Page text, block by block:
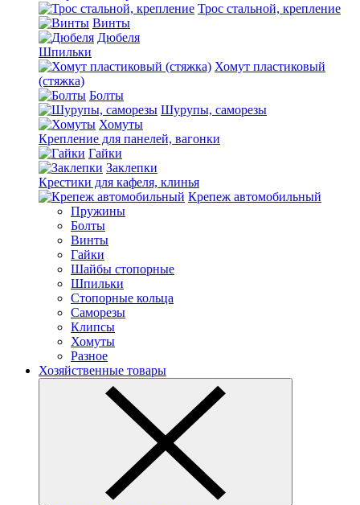
Трос стальной, крепление
Винты
Дюбеля
Шпильки
Хомут пластиковый
(стяжка)
Болты
Шурупы, саморезы
Хомуты
Крепление для панелей, вагонки
Гайки
Заклепки
Крестики для кафеля, клинья
Крепеж автомобильный
Пружины
Болты
Винты
Гайки
Шайбы стопорные
Шпильки
Стопорные кольца
Саморезы
Клипсы
Хомуты
Разное
Хозяйственные товары